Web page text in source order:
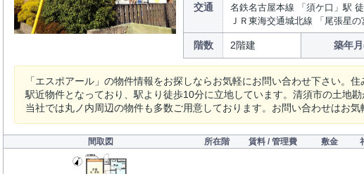
交通
名鉄名古屋本線 「須ケ口」駅
ＪＲ東海交通城北線 「尾張星
階数 2階建 築年
「エスポアール」の物件情報をお探しならお気軽にお問い合わせ下さい。
駅近物件となっており、駅より徒歩10分に立地しています。清須市の土地
当社では丸ノ内周辺の物件も多数ご用意しております。お問い合わせはお気
間取図 所在階 賃料 / 管理費 敷金